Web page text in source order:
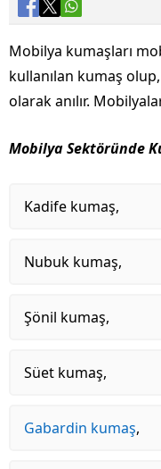
Mobilya kumaşları
kullanılan kumaş
olarak anılır.
Mobilya Sektöründe
Kadife kumaş,
Nubuk kumaş,
Şönil kumaş,
Süet kumaş,
Gabardin kumaş,